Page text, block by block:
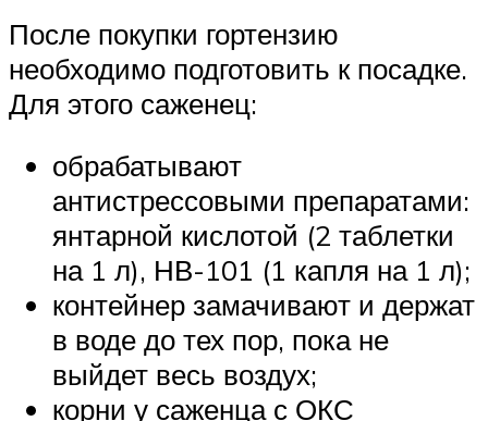
После покупки гортензию
необходимо подготовить к посадке.
Для этого саженец:
обрабатывают
антистрессовыми препаратами:
янтарной кислотой (2 таблетки
на 1 л), НВ-101 (1 капля на 1 л);
контейнер замачивают и держат
в воде до тех пор, пока не
выйдет весь воздух;
корни у саженца с ОКС